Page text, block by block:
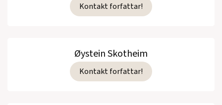
Kontakt forfattar!
Øystein Skotheim
Kontakt forfattar!